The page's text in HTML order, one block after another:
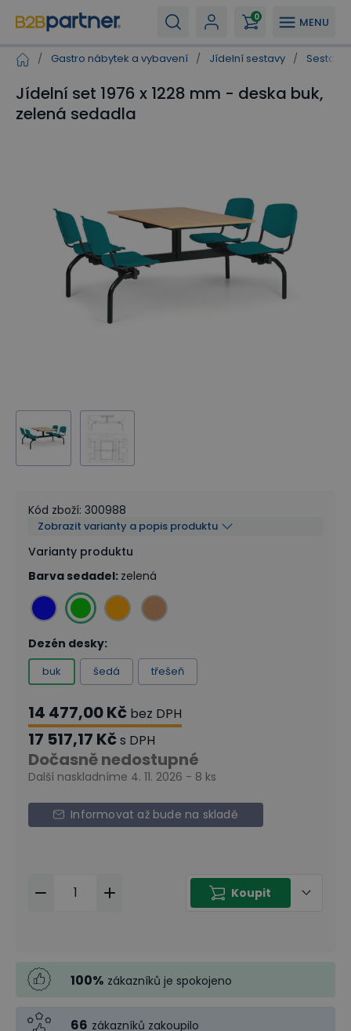
MENU
0
/ Gastro nábytek a vybavení / Jídelní sestavy / Sestavy
Jídelní set 1976 x 1228 mm - deska buk,
zelená sedadla
Kód zboží: 300988
Zobrazit varianty a popis produktu
Varianty produktu
Barva sedadel: zelená
Dezén desky:
buk šedá třešeň
14 477,00 Kč bez DPH
17 517,17 Kčs DPH
Dočasně nedostupné
Další naskladníme 4. 11. 2026 - 8 ks
Informovat až bude na skladě
Koupit
100% zákazníků je spokojeno
66 zákazníků zakoupilo